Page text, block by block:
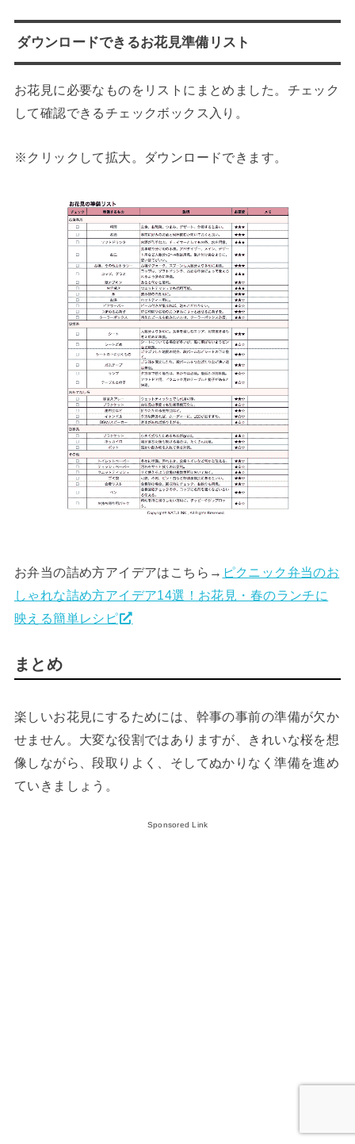
ダウンロードできるお花見準備リスト
お花見に必要なものをリストにまとめました。チェック
して確認できるチェックボックス入り。
※クリックして拡大。ダウンロードできます。
お弁当の詰め方アイデアはこちら→ ピクニック弁当のお
しゃれな詰め方アイデア14選！お花見・春のランチに
映える簡単レシピ
まとめ
楽しいお花見にするためには、幹事の事前の準備が欠か
せません。大変な役割ではありますが、きれいな桜を想
像しながら、段取りよく、そしてぬかりなく準備を進め
ていきましょう。
Sponsored Link